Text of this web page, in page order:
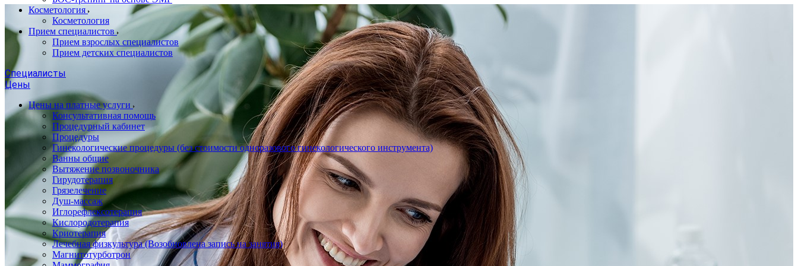
Косметология
Косметология
Прием специалистов
Прием взрослых специалистов
Прием детских специалистов
Специалисты
Цены
Цены на платные услуги
Консультативная помощь
Процедурный кабинет
Процедуры
Гинекологические процедуры (без стоимости одноразового гинекологического инструмента)
Ванны общие
Вытяжение позвоночника
Гирудотерапия
Грязелечение
Душ-массаж
Иглорефлексотерапия
Кислородотерапия
Криотерапия
Лечебная физкультура (Возобновлена запись на занятия)
Магнитотурботрон